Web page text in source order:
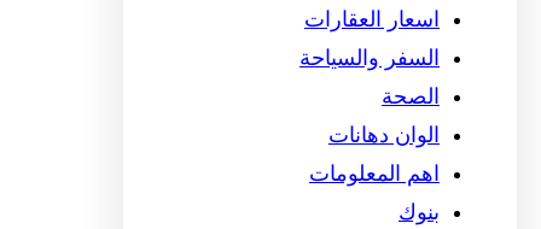
اسعار العقارات
السفر والسياحة
الصحة
الوان دهانات
اهم المعلومات
بنوك